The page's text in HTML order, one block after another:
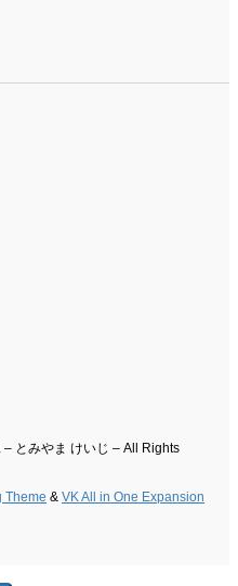
とみやま けいじ – All Rights
Theme & VK All in One Expansion